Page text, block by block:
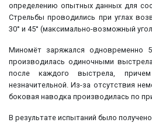
определению опытных данных для
Стрельбы проводились при углах
30° и 45° (максимально-возможный
Миномёт заряжался одновременно
производилась одиночными
после каждого выстрела, причем
незначительной. Из-за отсутствия
боковая наводка производилась по
В результате испытаний было